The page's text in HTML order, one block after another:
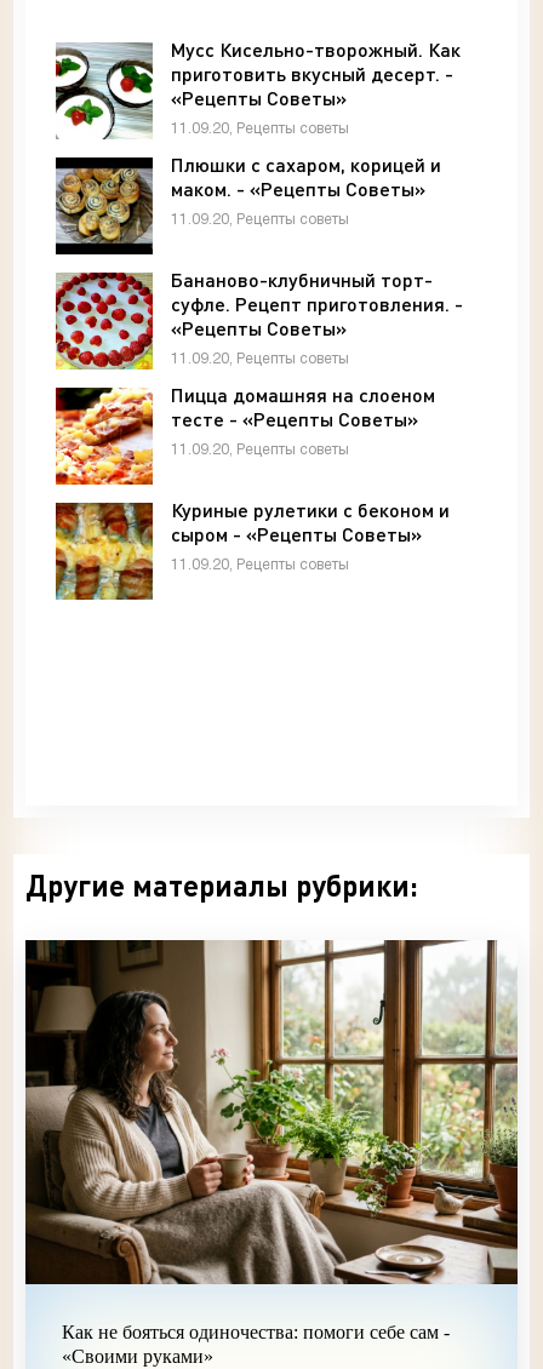
Мусс Кисельно-творожный. Как
приготовить вкусный десерт. -
«Рецепты Советы»
11.09.20, Рецепты советы
Плюшки с сахаром, корицей и
маком. - «Рецепты Советы»
11.09.20, Рецепты советы
Бананово-клубничный торт-
суфле. Рецепт приготовления. -
«Рецепты Советы»
11.09.20, Рецепты советы
Пицца домашняя на слоеном
тесте - «Рецепты Советы»
11.09.20, Рецепты советы
Куриные рулетики с беконом и
сыром - «Рецепты Советы»
11.09.20, Рецепты советы
Другие материалы рубрики:
Как не бояться одиночества: помоги себе сам -
«Своими руками»